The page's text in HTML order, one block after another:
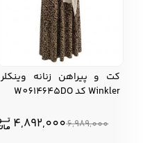
كت و پيراهن زنانه وينكلر
Winkler کد W0614645DO
6,989,000
4,892,000